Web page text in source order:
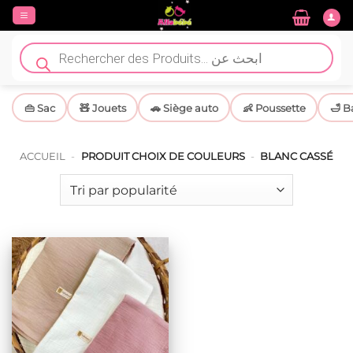
Passer
contenu
Recherche
de
produits
👜 Sac 🧸 Jouets 🚗 Siège auto 👶 Poussette 🛁
ACCUEIL - PRODUIT CHOIX DE COULEURS - BLANC CASSÉ